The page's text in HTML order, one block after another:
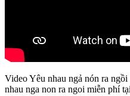
Video Yêu nhau ngả nón ra ngồi
nhau nga non ra ngoi miễn phí